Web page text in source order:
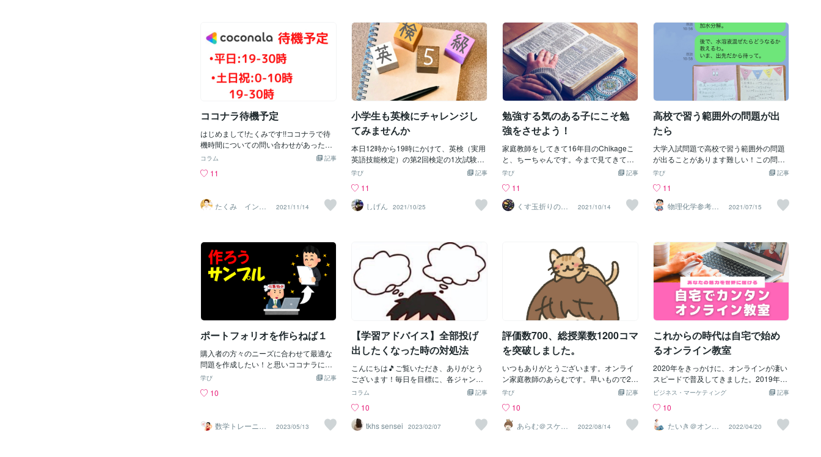
段落替えも行います。実を言うと、今回
の掘り下げポイントはここです。つま
り、行が変わったときに空ける１マスの
空白のナゾこれに、中学数学の範囲で迫
っていこうと思います。また同時に、か
け算の筆算なのに「足し算」を使うワケ
にも触れていくので、「かけ算の筆算っ
て足し算があったよな〜」くらいの感じ
で、頭の中の準備をしておいてくださ
い。②かけ算の筆算のナゾ▶︎か
しょうか。もしかしたらそんな人にこの
カンニング勉強法は有効的かもしれませ
ん。▷ カンニング勉強法とはズバリその
やり方とは、問題集と一緒に解答も並べ
て置き、解答を読みながら解き進める、
というものです。具体的には、① 机の上
に問題集とその解答を並べる② 解答を見
ながら問題文を読み解く以上です。一見
すると、ただ答えを写しているのと同じ
ように思
もいくらでも好きなだけ取れるといった
ことはありません。そもそもですが、契
約期間を決めてその間は解約できないと
したのであれば、他の方法（返金、返金
額、サービス提供の方法など）で、違約
金に代わる補填を検討する方がビジネス
としてはよいかもしれません。もっと
も、違約金をもらわないと、すぐやめら
れて、経営が成り立たないという業種も
あると思いますので、どういう方法が適
しているか、是非ご相談ください。方法
はいくつもありますので。南本町行政書
してまた山のような宿題がでる。唯一塾
の帰りに友達と自動販売機で買って帰る
ハテナ缶のジュースだけが楽しみでし
た。 そうしてわけがわからないまま嵐の
ような２週間の夏期講習が終了しまし
た。自分ではただ忙しいだけでなんにも
力がついていないような気持ちでした
が、親がいうには「このままいけば今よ
り上のクラスの高校も狙える」といわれ
ていたそうです。 僕としては、成績が上
がった実感が全くありませんでしたし、
毎日朝から晩まで勉強するなんて続けら
れるわけもなく、夏期講習がつらかった
反動で勉強へのやる気が再び下がってい
となり、受験本番が差し迫ってきまし
た。 お尻に火が付いた僕は、はじめて家
庭教師と二人三脚で真面目に勉強に取り
をもてました。「今まで解けなかった数
学の問題が解けるようになった」これは
とても僕にとって嬉しい経験でした。特
に僕は数学が苦手だったのですが、どれ
だけ一人で考えても、答えをみても、な
ぜそうなるのか理解ができませんでし
た。 「わからないところは先生に聞きな
さい」という人もありました。 しかしい
ちいち職員室に足しげく通って、わから
ないところを教師に聞きにいく
う。もし、静かな勉強スペース・貸事務
所などを貸し切れるのでしたら大丈夫で
す。誰にも邪魔されない空間で家庭教師
と1対1なんて最高！なんという贅沢！素
晴らしいです！しかし、家に家庭教師を
招いてお子様の自室で勉強するとなる
と、話は違ってきます。時間が来ても勉
強になかなか切り替えられずに家庭教師
とダラダラ雑談。難しい問題にあたって
悩んでいると周りには気になる漫画。つ
いつい漫画の話を先生に振り、ダラダラ
雑談。完全に集中力が切れた状態で「全
部わからない」と質問。集中力が切れた
先生が教えるも要領をえず、お子様もも
はや上の空・・・。高い指導料を支払っ
ているのに、これでは地獄絵図ですね。
しかし上記のような状態は実際、よく見
られることなのです。次回は成績超上位
してやってくるので覚悟と段取りが必要
だとつくづく感じました。今の学校は今
年度初めて赴任したので、コンピュータ
ー処理などの段取りの細かなところが今
までの学校と違ってあたふたしてしまっ
ています。1年過ぎるまでは仕方がないで
すね。徐々に慣れていっているので、こ
の問題は時が解決してくれる。これ以上
大変になることはないでしょう。 オン
ライン英会話の方は大分慣れてきまし
た。頻繁にレッスンに来てくださるレギ
ュラーさんも増えて、本当に楽しいし、
私自身学ぶことが多いです。先週はなか
なかスロットオープンできませんでした
ありました。私はプロフィールにも「初
心者向け」と記載していて、文法の解説
を日本語で聞きたい人やTOEICや英検対
ンスクールにはネイティブ講師もたくさ
んいますし、ネイティブに近いフィリピ
ン人講師や明らかに私よりも英語力の高
い非ネイティブ講師もたくさんいる中で
私が講師をやっている意義は「日本人な
らではの悩みを理解して適宜日本語でも
解説ができる」ことだと思っています。
しかし、中にはかなり英語が流暢に話せ
る上級者が私のクラスに来てくださるこ
ともあります。自己紹介をしあう
ココナラ待機予定
はじめまして!たくみです!!ココナラで待
機時間についての問い合わせがあったの
で簡単にまとめさせて頂きます♪電話相
時土日祝:0-10時 18-30時であれば
非常識と呼ばれる時間であっても気軽に
お話しや指導をさせて頂きますのでお気
てきたときに深夜になかなか対応できな
いですよね。。そんなご要望にお答えさ
せて頂きます✨DMでも気軽にお問い合わ
せ頂けたら嬉しいです♪お話しできるこ
とを楽しみにしております^^
記事
コラム
11
たくみ インキ
ャだけどリア充
2021/11/14
小学生も英検にチャレンジし
てみませんか
本日12時から19時にかけて、英検（実用
英語技能検定）の第2回検定の1次試験合
格発表がWEBサイトで行われました。ま
なって間がなく、英検の中でも一番簡単
な5級でも、実質中学1年生レベルの内容
となっています。うちの娘は小学3年生な
しました。そのタイミングでたまたま家
庭教師の小学3年生の生徒さんが英検5級
を受ける方がいました。ということで、
対面2名（うちの娘含む）、オンライン1
名の指導で英検にチャレンジ！全員、両
親ともに日本人、海外滞在経験なし、イ
ンターナショナルスクールではない小学
校に通う3年生です。12時にうちの娘の
分の合格をチェックしにいったところ、
「5級は19時から」と表示が。確かに上
の級のかたは2次試験があるから、少しで
も早く分かる必要がありますよね。結
果、無事全員合格。次は4級にチャレンジ
するとのことでした。さて、そんな.小学
は文法用語などは使わずに始めていきま
した。その後、ある程度フレーズを使い
こなせるようになった段階で、文法内容
記事
学び
11
しげん
2021/10/25
勉強する気のある子にこそ勉
強をさせよう！
家庭教師をしてきて16年目のChikageこ
と、ちーちゃんです。今まで見てきて思
ったことを綴ります。勉強を見ていて、
やる気もないのにどうやって教え子ちゃ
んを教えることができるでしょう？そう
いった子に親御さんたちはすんなりお金
れに沿ったレールに乗ることはできるの
です。ただし、勉強するきっかけができ
れば、話は別になってきます。だから、
家庭教師の募集では「やる気のある子」
と限定しています。何も分からない子で
も勉強する意欲があるのであれば、全力
で教えてまいりたく思いますのでよろし
くお願いいたします。
記事
学び
11
くす玉折りのジ
ャンガリアンハ
2021/10/14
高校で習う範囲外の問題が出
たら
大学入試問題で高校で習う範囲外の問題
が出ることがあります難しい！この問題
棄てよ‼︎ちょっと待ってください‼️高校の
はずです。はっきり言って問題に答えが
書いてある。問題をよく読みさえすれば
正解できるこんなサービス問題を棄てる
答にとりかかりましょう。━━━━━━
━━━━━━━━━━━━━━━━━
━・独学で大学受験を目指しているが、
どうしても誰かに質問したいことがあっ
て困っている・学校、予備校・塾で分か
らないことがあるが、質問しづらい雰囲
気こういう方いませんか。そんな方には
【チャットサポート授業】チャットのサ
ンプルはこちら生徒にはとても分かりや
すいと好評です。独学で一人悩みを抱え
込まないように予備校通いをムダにしな
いために【チャットサポート授業】をお
考えください。ぜひ。プロフィール高校
物理・化学家庭教師生徒合格実績東京大
医学部、近畿大学薬学部など学習参考書
『高校物理発想法』出版その他、Kindle
書籍多数出版
記事
学び
11
物理化学参考書
著者プロ家庭教
2021/07/15
ポートフォリオを作らねば１
購入者の方々のニーズに合わせて最適な
問題を作成したい！と思いココナラに登
録して早14日。問題の形式を考えつつと
かかなと考え中。ただ、仮に私が購入者
す。ということで作ろうと思ったは良い
ですが、サンプルの題材何にしようか
記事
学び
10
数学トレーニ
ー・ワタナベ
2023/05/13
【学習アドバイス】全部投げ
出したくなった時の対処法
こんにちは🎵ご覧いただき、ありがとう
ございます！毎日を目標に、各ジャンル
のコラムや経験談をブログにしていこう
です🤗最初から大きなテーマですが「全
部投げ出したくなった時の対処法」誰で
もぶつかることがある局面ですよね。こ
記事
コラム
10
tkhs sensei
2023/02/07
評価数700、総授業数1200コマ
を突破しました。
いつもありがとうございます。オンライ
ン家庭教師のあらむです。早いもので20
19年秋にココナラ家庭教師に登録して３
0、総授業数は1200コマを突破しまし
た。ココナラを始めた当初はまさかここ
までご依頼をいただくとは思っていませ
記事
学び
10
あらむ＠スケジ
ュール欄をご確
2022/08/14
これからの時代は自宅で始め
るオンライン教室
2020年をきっかけに、オンラインが凄い
スピードで普及してきました。2019年ま
で学習塾の雇われ講師だった私が、独立
20年1月。そしてすぐにコロナ直
撃。。。教室にもお金をかけて、生徒募
集にもおかねをかけてようやく生徒が集
記事
ビジネス・マーケティング
10
たいき＠オンラ
イン教室
2022/04/20